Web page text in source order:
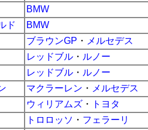
BMW
ド
BMW
ブラウンGP ・ メルセデス
レッドブル ・ ルノー
レッドブル ・ ルノー
マクラーレン ・ メルセデス
ウィリアムズ ・
トヨタ
トロロッソ ・ フェラーリ